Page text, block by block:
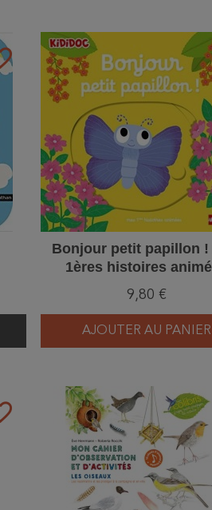
Bonjour petit papillon !
1ères histoires
9,80 €
AJOUTER AU PANIER